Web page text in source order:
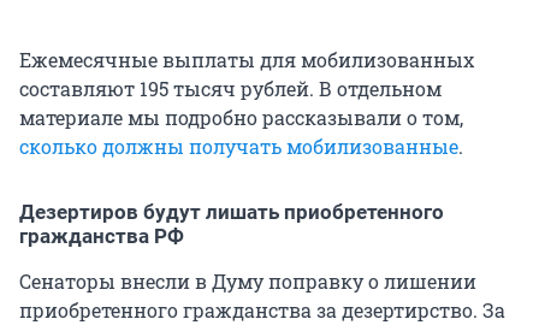
Ежемесячные выплаты для мобилизованных
составляют 195 тысяч рублей. В отдельном
материале мы подробно рассказывали о том,
сколько должны получать мобилизованные.
Дезертиров будут лишать приобретенного
гражданства РФ
Сенаторы внесли в Думу поправку о лишении
приобретенного гражданства за дезертирство. За